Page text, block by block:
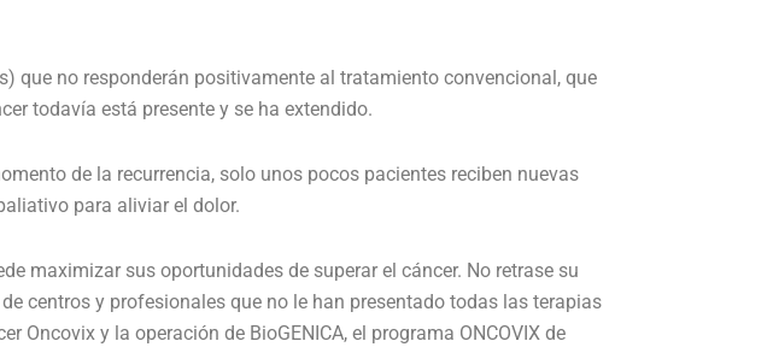
que no responderán positivamente al tratamiento convencional, que
todavía está presente y se ha extendido.
de la recurrencia, solo unos pocos pacientes reciben nuevas
para aliviar el dolor.
maximizar sus oportunidades de superar el cáncer. No retrase su
centros y profesionales que no le han presentado todas las terapias
y la operación de BioGENICA, el programa ONCOVIX de